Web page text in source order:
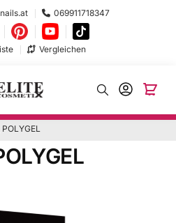
069911718347
Vergleichen